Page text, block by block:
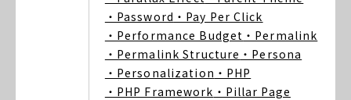
・Password ・Pay Per Click
・Performance Budget ・Permalink
・Permalink Structure ・Persona
・Personalization ・PHP
・PHP Framework ・Pillar Page